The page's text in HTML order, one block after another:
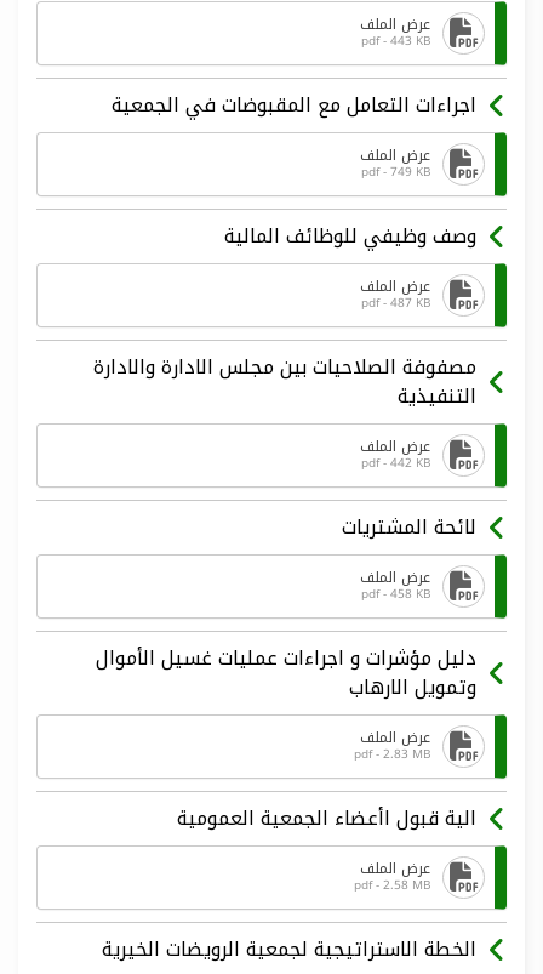
عرض الملف
pdf - 443 KB
اجراءات التعامل مع المقبوضات في الجمعية
عرض الملف
pdf - 749 KB
وصف وظيفي للوظائف المالية
عرض الملف
pdf - 487 KB
مصفوفة الصلاحيات بين مجلس الادارة والادارة
التنفيذية
عرض الملف
pdf - 442 KB
لائحة المشتريات
عرض الملف
pdf - 458 KB
دليل مؤشرات و اجراءات عمليات غسيل الأموال
وتمويل الارهاب
عرض الملف
pdf - 2.83 MB
الية قبول اأعضاء الجمعية العمومية
عرض الملف
pdf - 2.58 MB
الخطة الاستراتيجية لجمعية الرويضات الخيرية